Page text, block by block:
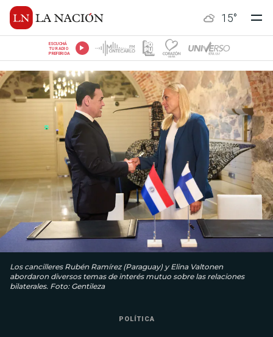
15°
ESCUCHÁ
TU RADIO
PREFERIDA
Los cancilleres Rubén Ramírez (Paraguay) y Elina Valtonen
abordaron diversos temas de interés mutuo sobre las relaciones
bilaterales. Foto: Gentileza
POLÍTICA